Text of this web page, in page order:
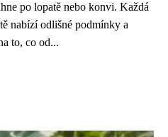
po lopatě nebo konvi. Každá
nabízí odlišné podmínky a
to, co od...